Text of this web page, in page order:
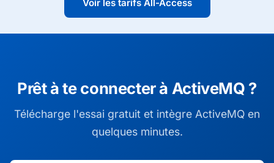
Voir les tarifs All-Access
Prêt à te connecter à ActiveMQ ?
Télécharge l'essai gratuit et intègre ActiveMQ en
quelques minutes.